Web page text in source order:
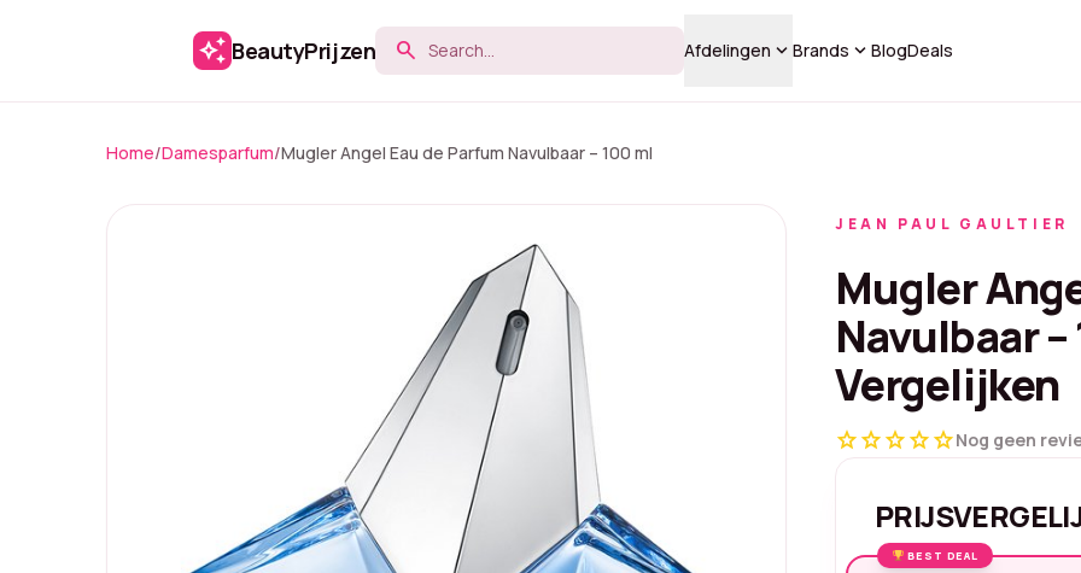
auto_awesome BeautyPrijzen search Afdelingen keyboard_arrow_downBrands keyboard_arrow_downBlogDeals
Home/Damesparfum/Mugler Angel Eau de Parfum Navulbaar – 100 ml
JEAN PAUL GAULTIER
Mugler
Navulbaar
Vergelijken
starstarstarstarstarNog geen
BEST DEAL